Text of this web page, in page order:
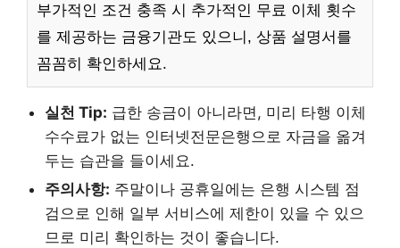
부가적인 조건 충족 시 추가적인 무료 이체 횟수
를 제공하는 금융기관도 있으니, 상품 설명서를
꼼꼼히 확인하세요.
실천 Tip: 급한 송금이 아니라면, 미리 타행 이체
수수료가 없는 인터넷전문은행으로 자금을 옮겨
두는 습관을 들이세요.
주의사항: 주말이나 공휴일에는 은행 시스템 점
검으로 인해 일부 서비스에 제한이 있을 수 있으
므로 미리 확인하는 것이 좋습니다.